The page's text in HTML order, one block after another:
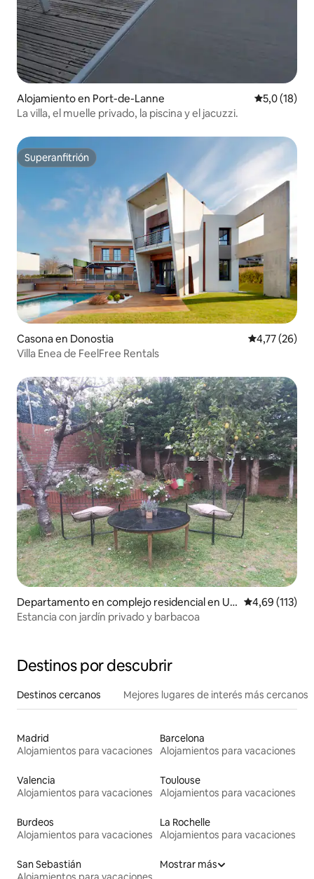
Alojamiento en Port-de-Lanne Calificación
5,0 (18)
La villa, el muelle privado, la piscina y el jacuzzi.
Superanfitrión
Superanfitrión
Casona en Donostia Calificación
4,77 (26)
Villa Enea de FeelFree Rentals
Departamento en complejo residencial en Ur
nieta
Calificación
4,69 (113)
Estancia con jardín privado y barbacoa
Destinos por descubrir
Destinos cercanos Mejores lugares de interés más cercanos
Madrid
Alojamientos para vacaciones
Barcelona
Alojamientos para vacaciones
Valencia
Alojamientos para vacaciones
Toulouse
Alojamientos para vacaciones
Burdeos
Alojamientos para vacaciones
La Rochelle
Alojamientos para vacaciones
San Sebastián
Mostrar más